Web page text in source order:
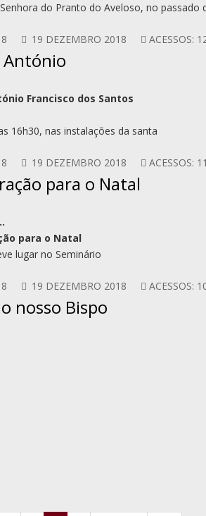
do Pranto do Aveloso, no passado
19 DEZEMBRO 2018 ACESSOS:
António
Francisco dos Santos
16h30, nas instalações da santa
19 DEZEMBRO 2018 ACESSOS:
para o Natal
para o Natal
lugar no Seminário
19 DEZEMBRO 2018 ACESSOS:
nosso Bispo